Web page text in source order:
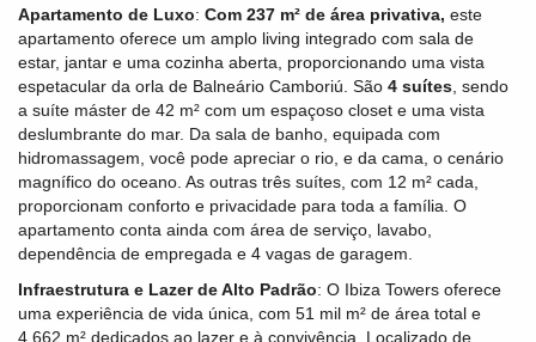
Apartamento de Luxo: Com 237 m² de área privativa, este
apartamento oferece um amplo living integrado com sala de
estar, jantar e uma cozinha aberta, proporcionando uma vista
espetacular da orla de Balneário Camboriú. São 4 suítes , sendo
a suíte máster de 42 m² com um espaçoso closet e uma vista
deslumbrante do mar. Da sala de banho, equipada com
hidromassagem, você pode apreciar o rio, e da cama, o cenário
magnífico do oceano. As outras três suítes, com 12 m² cada,
proporcionam conforto e privacidade para toda a família. O
apartamento conta ainda com área de serviço, lavabo,
dependência de empregada e 4 vagas de garagem.
Infraestrutura e Lazer de Alto Padrão: O Ibiza Towers oferece
uma experiência de vida única, com 51 mil m² de área total e
4.662 m² dedicados ao lazer e à convivência. Localizado de